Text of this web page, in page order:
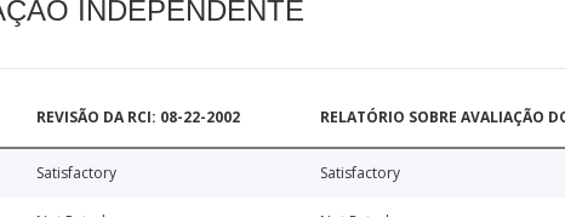
INDEPENDENTE
REVISÃO DA RCI: 08-22-2002 RELATÓRIO SOBRE AVALIAÇÃO
Satisfactory Satisfactory